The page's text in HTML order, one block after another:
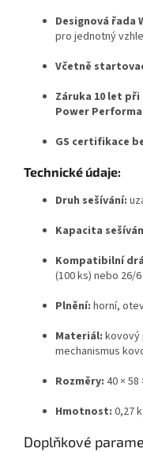
Designová řada
pro jednotný
Včetně
Záruka 10 let
Power
GS certifikace
Technické údaje:
Druh sešívání:
Kapacita
Kompatibilní
(100 ks) nebo 26/
Plnění: horní,
Materiál: kovový
mechanismus
Rozměry: 40 × 58
Hmotnost: 0,27
Doplňkové